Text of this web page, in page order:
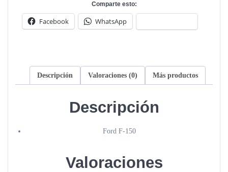
Comparte esto:
Facebook WhatsApp
Descripción Valoraciones (0) Más productos
Descripción
Ford F-150
Valoraciones